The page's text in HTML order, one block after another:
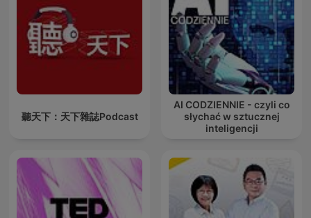
聽天下：天下雜誌Podcast
AI CODZIENNIE - czyli co
słychać w sztucznej
inteligencji